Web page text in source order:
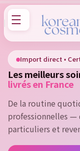
Import direct •
Les meilleurs
livrés en France
De la routine
professionnelles —
particuliers et
Sign in
You need to be
list.
Cancel